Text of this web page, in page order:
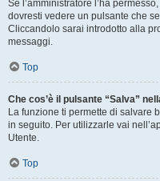
Se l’amministratore l’ha
dovresti vedere un pulsante che
Cliccandolo sarai introdotto alla
messaggi.
Top
Che cos’è il pulsante “Salva”
La funzione ti permette di salvare
in seguito. Per utilizzarle vai
Utente.
Top